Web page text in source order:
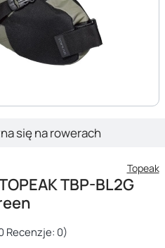
się na rowerach
Topeak
TBP-BL2G
Recenzje: 0)